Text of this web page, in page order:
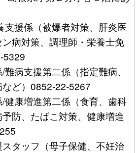
支援係（被爆者対策、肝炎医
病対策、調理師・栄養士免
5329
難病支援第二係（指定難病、
ど）0852-22-5267
/健康増進第二係（食育、歯科
防、たばこ対策、健康増進
スタッフ（母子保健、不妊治